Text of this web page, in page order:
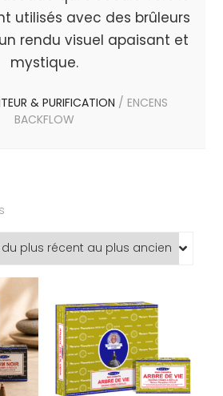
utilisés avec des brûleurs
rendu visuel apaisant et
mystique.
& PURIFICATION / ENCENS
BACKFLOW
plus
récent
au
plus
ancien